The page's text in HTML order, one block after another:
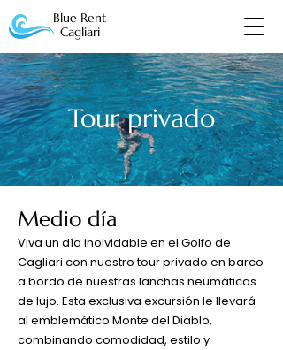
Blue Rent
Cagliari
Tour privado
Medio día
Viva un día inolvidable en el Golfo de
Cagliari con nuestro tour privado en barco
a bordo de nuestras lanchas neumáticas
de lujo. Esta exclusiva excursión le llevará
al emblemático Monte del Diablo,
combinando comodidad, estilo y